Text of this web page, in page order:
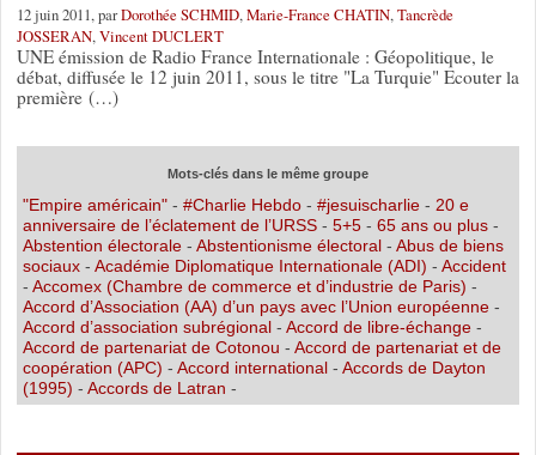
12 juin 2011, parDorothée SCHMID, Marie-France CHATIN, Tancrède
JOSSERAN, Vincent DUCLERT
UNE émission de Radio France Internationale : Géopolitique, le
débat, diffusée le 12 juin 2011, sous le titre "La Turquie" Ecouter la
première (…)
Mots-clés dans le même groupe
"Empire américain"- #Charlie Hebdo- #jesuischarlie- 20 e
anniversaire de l’éclatement de l’URSS- 5+5- 65 ans ou plus-
Abstention électorale- Abstentionisme électoral- Abus de biens
sociaux- Académie Diplomatique Internationale (ADI) - Accident
- Accomex (Chambre de commerce et d’industrie de Paris) -
Accord d’Association (AA) d’un pays avec l’Union européenne-
Accord d’association subrégional- Accord de libre-échange-
Accord de partenariat de Cotonou - Accord de partenariat et de
coopération (APC) - Accord international- Accords de Dayton
(1995) - Accords de Latran -